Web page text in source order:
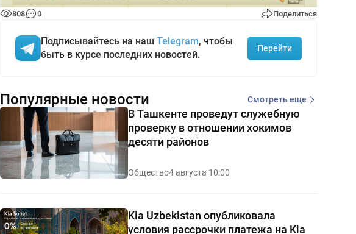
808 0 Поделиться
Подписывайтесь на наш Telegram, чтобы
быть в курсе последних новостей.
Перейти
Популярные новости Смотреть еще
В Ташкенте проведут служебную
проверку в отношении хокимов
десяти районов
Общество4 августа 10:00
Kia Uzbekistan опубликовала
условия рассрочки платежа на Kia